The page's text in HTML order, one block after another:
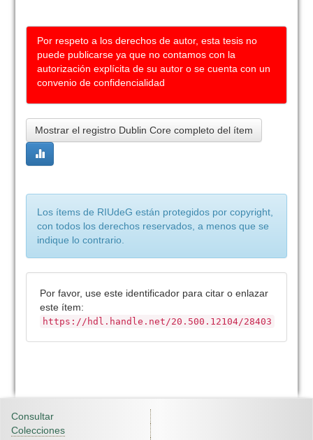
Por respeto a los derechos de autor, esta tesis no
puede publicarse ya que no contamos con la
autorización explícita de su autor o se cuenta con un
convenio de confidencialidad
Mostrar el registro Dublin Core completo del ítem
Los ítems de RIUdeG están protegidos por copyright,
con todos los derechos reservados, a menos que se
indique lo contrario.
Por favor, use este identificador para citar o enlazar
este ítem:
https://hdl.handle.net/20.500.12104/28403
Consultar
Colecciones